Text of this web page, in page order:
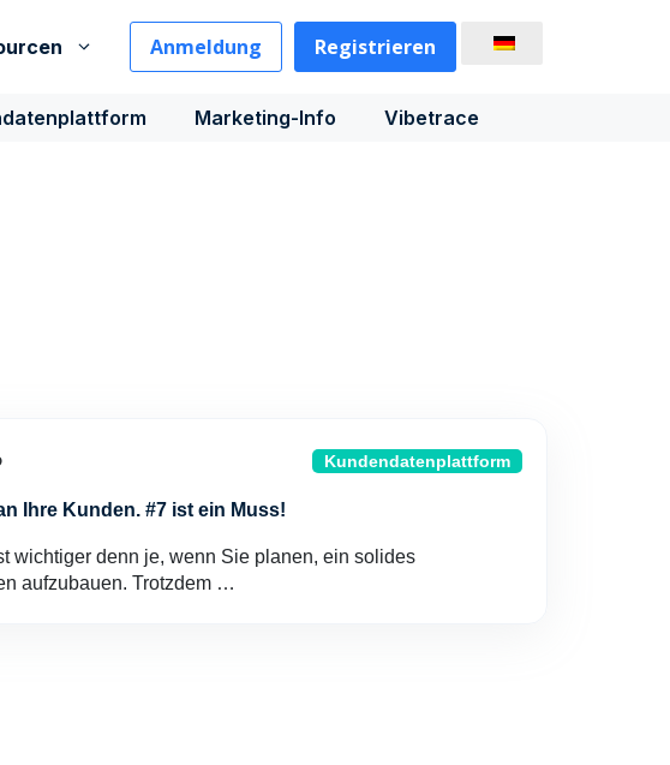
Anmeldung Registrieren
Marketing-Info Vibetrace
Kundendatenplattform
Ihre Kunden. #7 ist ein Muss!
wichtiger denn je, wenn Sie planen, ein solides
aufzubauen. Trotzdem …